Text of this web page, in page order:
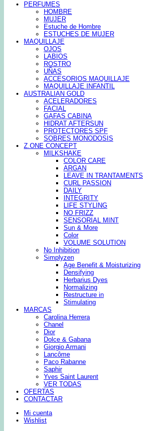
PERFUMES
HOMBRE
MUJER
Estuche de Hombre
ESTUCHES DE MUJER
MAQUILLAJE
OJOS
LABIOS
ROSTRO
UÑAS
ACCESORIOS MAQUILLAJE
MAQUILLAJE INFANTIL
AUSTRALIAN GOLD
ACELERADORES
FACIAL
GAFAS CABINA
HIDRAT AFTERSUN
PROTECTORES SPF
SOBRES MONODOSIS
Z.ONE CONCEPT
MILKSHAKE
COLOR CARE
ARGAN
LEAVE IN TRANTAMENTS
CURL PASSION
DAILY
INTEGRITY
LIFE STYLING
NO FRIZZ
SENSORIAL MINT
Sun & More
Color
VOLUME SOLUTION
No Inhibition
Simplyzen
Age Benefit & Moisturizing
Densifying
Herbarius Dyes
Normalizing
Restructure in
Stimulating
MARCAS
Carolina Herrera
Chanel
Dior
Dolce & Gabana
Giorgio Armani
Lancôme
Paco Rabanne
Saphir
Yves Saint Laurent
VER TODAS
OFERTAS
CONTACTAR
Mi cuenta
Wishlist